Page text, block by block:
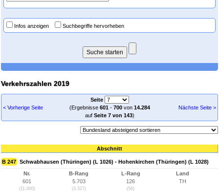
Infos anzeigen Suchbegriffe hervorheben
Verkehrszahlen 2019
< Vorherige Seite
Seite
(Ergebnisse 601- 700von 14.284
auf Seite 7 von 143)
Nächste Seite >
Abschnitt
B 247 Schwabhausen (Thüringen) (L 1026) - Hohenkirchen (Thüringen) (L 1028)
Nr.
601
(11.000)
B-Rang
5.703
(3.327)
L-Rang
126
(56)
Land
TH